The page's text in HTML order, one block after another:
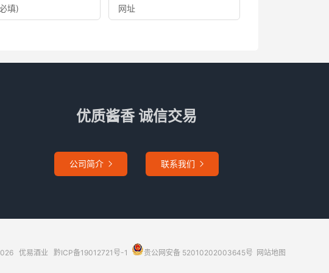
优质酱香 诚信交易
公司简介  联系我们 
优易酒业 黔ICP备19012721号-1 贵公网安备 52010202003645号 网站地图